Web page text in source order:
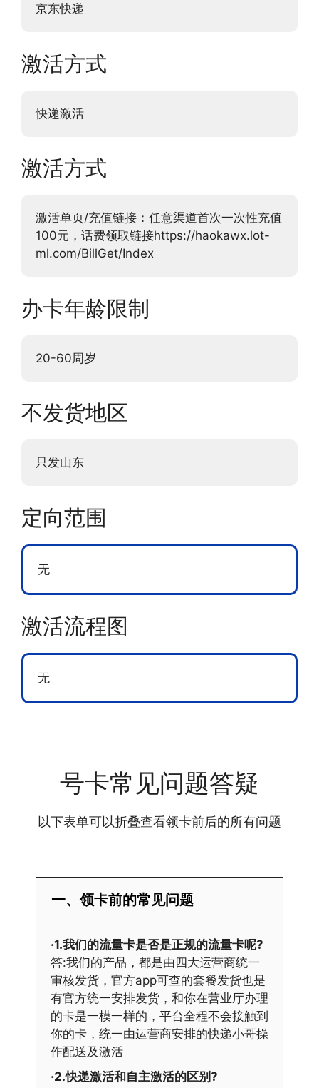
京东快递
激活方式
快递激活
激活方式
激活单页/充值链接：任意渠道首次一次性充值
100元，话费领取链接https://haokawx.lot-
ml.com/BillGet/Index
办卡年龄限制
20-60周岁
不发货地区
只发山东
定向范围
无
激活流程图
无
号卡常见问题答疑
以下表单可以折叠查看领卡前后的所有问题
一、领卡前的常见问题
·1.我们的流量卡是否是正规的流量卡呢?
答:我们的产品，都是由四大运营商统一
审核发货，官方app可查的套餐发货也是
有官方统一安排发货，和你在营业厅办理
的卡是一模一样的，平台全程不会接触到
你的卡，统一由运营商安排的快递小哥操
作配送及激活
·2.快递激活和自主激活的区别?